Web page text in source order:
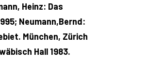
Heinz: Das
Neumann,Bernd:
München, Zürich
Hall 1983.